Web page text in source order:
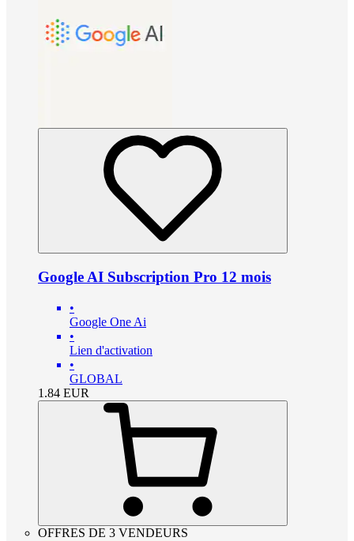
Google AI Subscription Pro 12 mois
•
Google One Ai
•
Lien d'activation
•
GLOBAL
1.84 EUR
OFFRES DE 3 VENDEURS